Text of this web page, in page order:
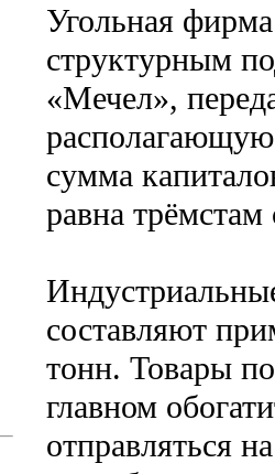
Угольная
структурным
«Мечел»,
сумма
равна
составляют
тонн. Товары
главном
отправляться